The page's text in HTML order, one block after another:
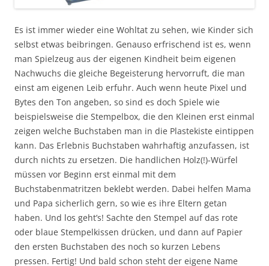
Es ist immer wieder eine Wohltat zu sehen, wie Kinder sich
selbst etwas beibringen. Genauso erfrischend ist es, wenn
man Spielzeug aus der eigenen Kindheit beim eigenen
Nachwuchs die gleiche Begeisterung hervorruft, die man
einst am eigenen Leib erfuhr. Auch wenn heute Pixel und
Bytes den Ton angeben, so sind es doch Spiele wie
beispielsweise die Stempelbox, die den Kleinen erst einmal
zeigen welche Buchstaben man in die Plastekiste eintippen
kann. Das Erlebnis Buchstaben wahrhaftig anzufassen, ist
durch nichts zu ersetzen. Die handlichen Holz(!)-Würfel
müssen vor Beginn erst einmal mit dem
Buchstabenmatritzen beklebt werden. Dabei helfen Mama
und Papa sicherlich gern, so wie es ihre Eltern getan
haben. Und los geht’s! Sachte den Stempel auf das rote
oder blaue Stempelkissen drücken, und dann auf Papier
den ersten Buchstaben des noch so kurzen Lebens
pressen. Fertig! Und bald schon steht der eigene Name